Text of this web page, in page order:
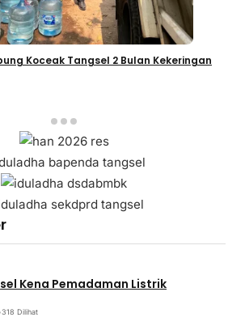
Koceak Tangsel 2 Bulan Kekeringan
Kena Pemadaman Listrik
318 Dilihat